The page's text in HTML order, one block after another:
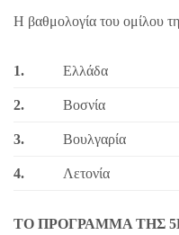
Η βαθμολογία του ομίλου
1. Ελλάδα
2. Βοσνία
3. Βουλγαρία
4. Λετονία
ΤΟ ΠΡΟΓΡΑΜΜΑ ΤΗΣ